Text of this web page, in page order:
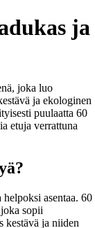
ja
joka luo
ja ekologinen
puulaatta 60
etuja verrattuna
asentaa. 60
sopii
kestävä ja niiden